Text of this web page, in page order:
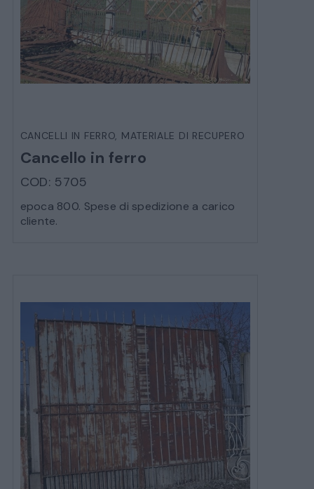
SEDIE POLTRONE DIVANI
CREDENZE – DOPPI CORPI – BUFFET
MODERNARIATO
STILI ED ESPOSIZIONE
STRUMENTI MUSICALI
VEICOLI D’EPOCA
CANCELLI IN FERRO, MATERIALE DI RECUPERO
Cancello in ferro
COD: 5705
epoca 800. Spese di spedizione a carico
cliente.